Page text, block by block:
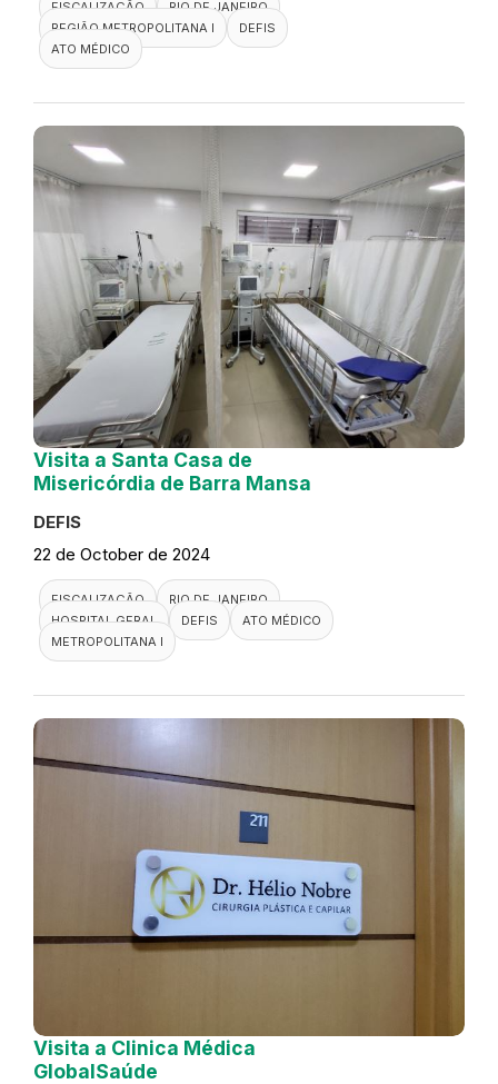
FISCALIZAÇÃO
RIO DE JANEIRO
REGIÃO METROPOLITANA I
DEFIS
ATO MÉDICO
Visita a Santa Casa de
Misericórdia de Barra Mansa
DEFIS
22 de October de 2024
FISCALIZAÇÃO
RIO DE JANEIRO
HOSPITAL GERAL
DEFIS
ATO MÉDICO
METROPOLITANA I
Visita a Clinica Médica
GlobalSaúde